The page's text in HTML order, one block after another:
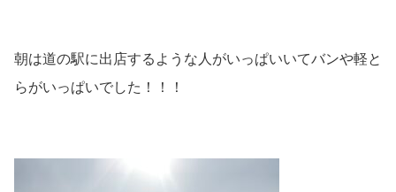
朝は道の駅に出店するような人がいっぱいいてバンや軽と
らがいっぱいでした！！！